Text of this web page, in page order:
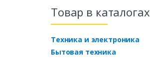
Товар в каталогах
Техника и электроника
Бытовая техника